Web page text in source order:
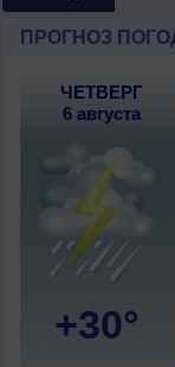
ПРОГНОЗ
ЧЕТВЕРГ
6 августа
+30°